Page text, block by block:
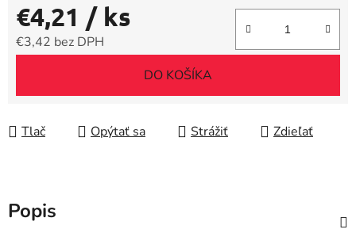
€4,21 / ks
€3,42 bez DPH
DO KOŠÍKA
Tlač Opýtať sa Strážiť Zdieľať
Popis